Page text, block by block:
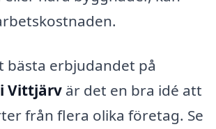
bästa erbjudandet på
Vittjärv är det en bra idé att
från flera olika företag. Se